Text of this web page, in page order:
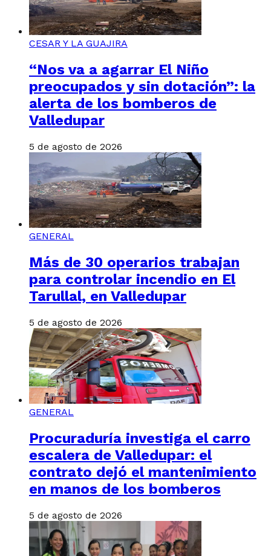
CESAR Y LA GUAJIRA
“Nos va a agarrar El Niño
preocupados y sin dotación”: la
alerta de los bomberos de
Valledupar
5 de agosto de 2026
GENERAL
Más de 30 operarios trabajan
para controlar incendio en El
Tarullal, en Valledupar
5 de agosto de 2026
GENERAL
Procuraduría investiga el carro
escalera de Valledupar: el
contrato dejó el mantenimiento
en manos de los bomberos
5 de agosto de 2026